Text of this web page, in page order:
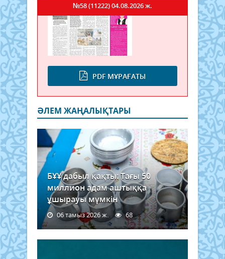
PDF МҰРАҒАТЫ
№58 (11222)04.08.2026 ж.
ӘЛЕМ ЖАҢАЛЫҚТАРЫ
БҰҰ дабыл қақты: Тағы 50
миллион адам аштыққа
ұшырауы мүмкін
06 тамыз 2026 ж. 68